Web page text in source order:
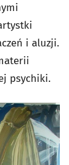
i aluzji.
psychiki.